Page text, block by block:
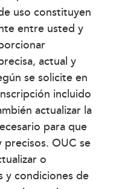
uso constituyen
entre usted y
actual y
se solicite en
incluido
actualizar la
para que
precisos. OUC se
o
y condiciones de